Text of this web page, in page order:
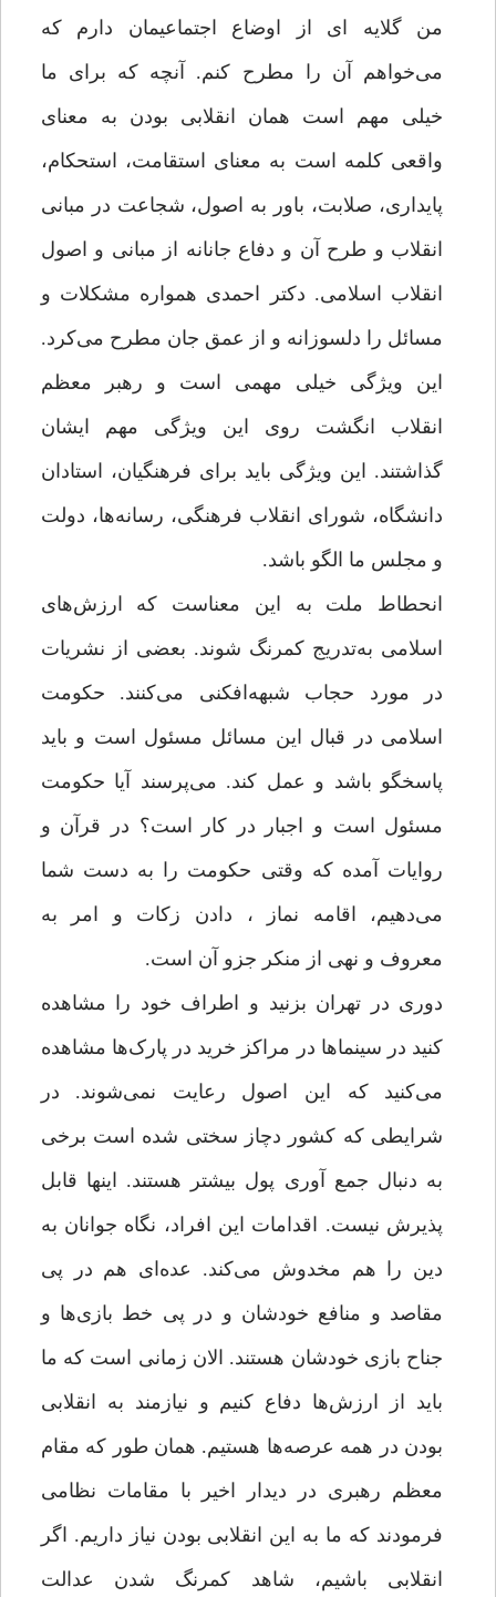
من گلایه ای از اوضاع اجتماعیمان دارم که
می‌خواهم آن را مطرح کنم. آنچه که برای ما
خیلی مهم است همان انقلابی بودن به معنای
واقعی کلمه است به معنای استقامت، استحکام،
پایداری، صلابت، باور به اصول، شجاعت در مبانی
انقلاب و طرح آن و دفاع جانانه از مبانی و اصول
انقلاب اسلامی. دکتر احمدی همواره مشکلات و
مسائل را دلسوزانه و از عمق جان مطرح می‌کرد.
این ویژگی خیلی مهمی است و رهبر معظم
انقلاب انگشت روی این ویژگی مهم ایشان
گذاشتند. این ویژگی باید برای فرهنگیان، استادان
دانشگاه، شورای انقلاب فرهنگی، رسانه‌ها، دولت
و مجلس ما الگو باشد.
انحطاط ملت به این معناست که ارزش‌های
اسلامی به‌تدریج کمرنگ ‌شوند. بعضی از نشریات
در مورد حجاب شبهه‌افکنی می‌کنند. حکومت
اسلامی در قبال این مسائل مسئول است و باید
پاسخگو باشد و عمل کند. می‌پرسند آیا حکومت
مسئول است و اجبار در کار است؟ در قرآن و
روایات آمده که وقتی حکومت را به دست شما
می‌دهیم، اقامه نماز ، دادن زکات و امر به
معروف و نهی از منکر جزو آن است.
دوری در تهران بزنید و اطراف خود را مشاهده
کنید در سینماها در مراکز خرید در پارک‌ها مشاهده
می‌کنید که این اصول رعایت نمی‌شوند. در
شرایطی که کشور دچاز سختی شده است برخی
به دنبال جمع آوری پول بیشتر هستند. اینها قابل
پذیرش نیست. اقدامات این افراد، نگاه جوانان به
دین را هم مخدوش می‌کند. عده‌ای هم در پی
مقاصد و منافع خودشان و در پی خط بازی‌ها و
جناح بازی خودشان هستند. الان زمانی است که ما
باید از ارزش‌ها دفاع کنیم و نیازمند به انقلابی
بودن در همه عرصه‌ها هستیم. همان طور که مقام
معظم رهبری در دیدار اخیر با مقامات نظامی
فرمودند که ما به این انقلابی بودن نیاز داریم. اگر
انقلابی باشیم، شاهد کمرنگ شدن عدالت